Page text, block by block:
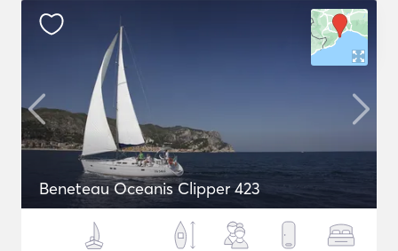
Beneteau Oceanis Clipper 423